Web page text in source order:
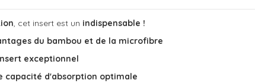
, cet insert est un indispensable !
du bambou et de la microfibre
exceptionnel
capacité d'absorption optimale